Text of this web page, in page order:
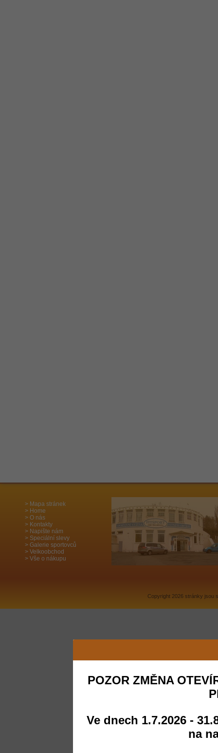
Mapa stránek
Home
O nás
Kontakty
Napište nám
Speciální slevy
Galerie sportovců
Velkoobchod
Vše o nákupu
POZOR ZMĚNA
Ve dnech 1.7.2026 -
na
Copyright 2026 stránky jsou